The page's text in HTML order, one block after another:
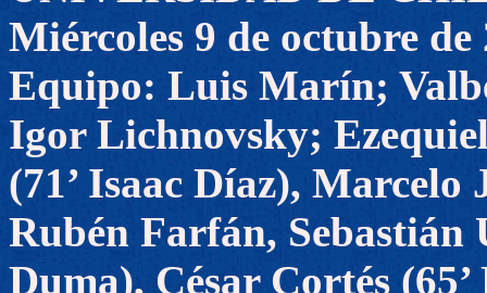
Miércoles 9 de octubre de
Equipo: Luis Marín;
Igor Lichnovsky;
(71’ Isaac Díaz),
Rubén Farfán, Sebastián
Duma), César Cortés